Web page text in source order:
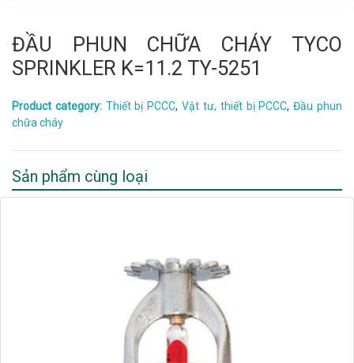
ĐẦU PHUN CHỮA CHÁY TYCO
SPRINKLER K=11.2 TY-5251
Product category: Thiết bị PCCC,Vật tư, thiết bị PCCC,Đầu phun
chữa cháy
Sản phẩm cùng loại